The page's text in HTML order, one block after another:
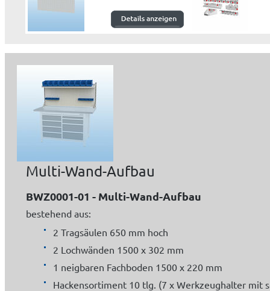
Multi-Wand-Aufbau
BWZ0001-01 - Multi-Wand-Aufbau
bestehend aus:
2 Tragsäulen 650 mm hoch
2 Lochwänden 1500 x 302 mm
1 neigbaren Fachboden 1500 x 220 mm
Hackensortiment 10 tlg. (7 x Werkzeughalter mit